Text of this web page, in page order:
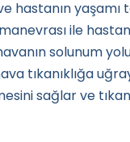
hastanın
ile
solunum
tıkanıklığa
sağlar ve